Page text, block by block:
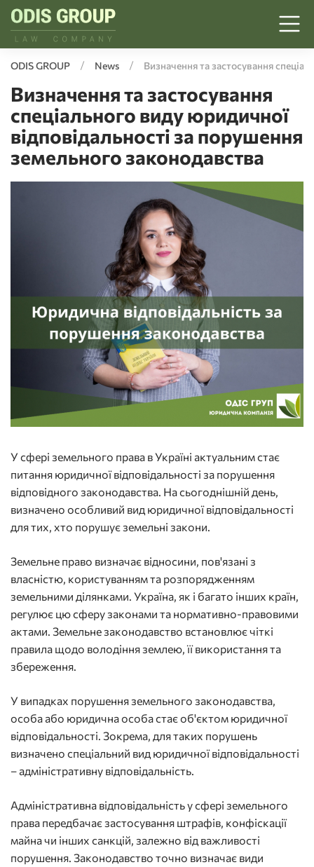
ODIS GROUP News Визначення та застосування
Визначення та застосування
спеціального виду юридичної
відповідальності за порушення
земельного законодавства
У сфері земельного права в Україні актуальним стає
питання юридичної відповідальності за порушення
відповідного законодавства. На сьогоднішній день,
визначено особливий вид юридичної відповідальності
для тих, хто порушує земельні закони.
Земельне право визначає відносини, пов'язані з
власністю, користуванням та розпорядженням
земельними ділянками. Україна, як і багато інших країн,
регулює цю сферу законами та нормативно-правовими
актами. Земельне законодавство встановлює чіткі
правила щодо володіння землею, її використання та
збереження.
У випадках порушення земельного законодавства,
особа або юридична особа стає об'єктом юридичної
відповідальності. Зокрема, для таких порушень
визначено спеціальний вид юридичної відповідальності
– адміністративну відповідальність.
Адміністративна відповідальність у сфері земельного
права передбачає застосування штрафів, конфіскації
майна чи інших санкцій, залежно від важливості
порушення. Законодавство точно визначає види